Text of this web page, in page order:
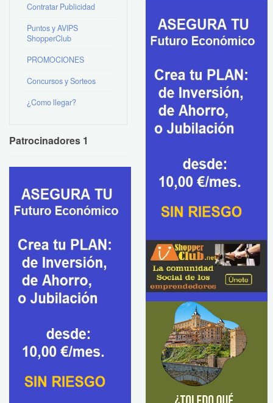
Contratar Publicidad
Puntos y AVIPS
ShopperClub
PROMOCIONES
Concursos y Sorteos
¿Como llegar?
Patrocinadores 1